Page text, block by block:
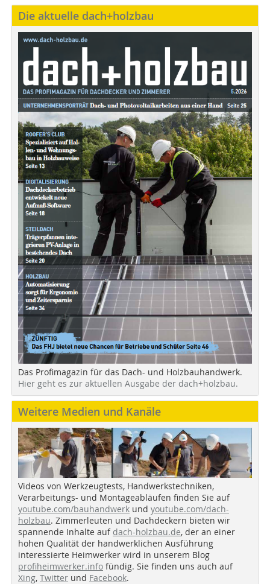
Die aktuelle dach+holzbau
Das Profimagazin für das Dach- und Holzbauhandwerk.
Hier geht es zur aktuellen Ausgabe der dach+holzbau.
Weitere Medien und Kanäle
Videos von Werkzeugtests, Handwerkstechniken,
Verarbeitungs- und Montageabläufen finden Sie auf
youtube.com/bauhandwerk und youtube.com/dach-
holzbau. Zimmerleuten und Dachdeckern bieten wir
spannende Inhalte auf dach-holzbau.de, der an einer
hohen Qualität der handwerklichen Ausführung
interessierte Heimwerker wird in unserem Blog
profiheimwerker.info fündig. Sie finden uns auch auf
Xing, Twitter und Facebook.